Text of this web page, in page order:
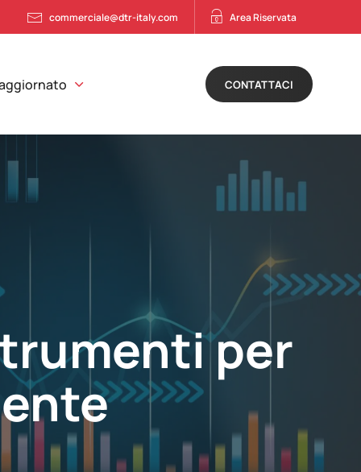
commerciale@dtr-italy.com Area Riservata
CONTATTACI
per